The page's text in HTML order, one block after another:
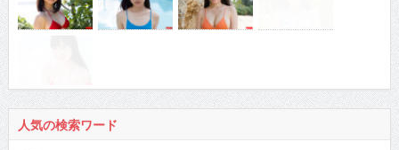
人気の検索ワード